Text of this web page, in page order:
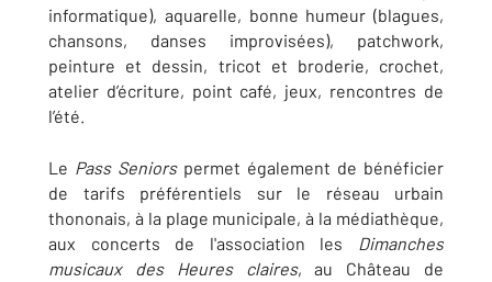
informatique), aquarelle, bonne humeur (blagues,
chansons, danses improvisées), patchwork,
peinture et dessin, tricot et broderie, crochet,
atelier d’écriture, point café, jeux, rencontres de
l’été.
Le Pass Seniorspermet également de bénéficier
de tarifs préférentiels sur le réseau urbain
thononais, à la plage municipale, à la médiathèque,
aux concerts de l'association les Dimanches
musicaux des Heures claires, au Château de